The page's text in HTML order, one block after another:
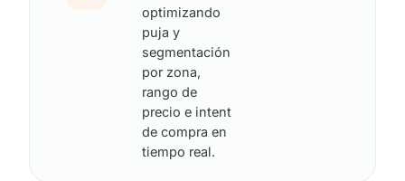
optimizando
puja y
segmentación
por zona,
rango de
precio e intent
de compra en
tiempo real.